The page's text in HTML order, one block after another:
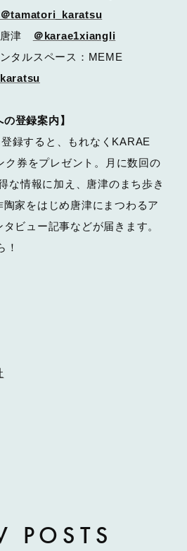
＠tamatori_karatsu
唐津
＠karae1xiangli
タルスペース：MEME
登録案内】
録すると、もれなくKARAE
ク券をプレゼント。月に数回の
な情報に加え、唐津のまち歩き
家をはじめ唐津にまつわるア
ビュー記事などが届きます。
！
POSTS